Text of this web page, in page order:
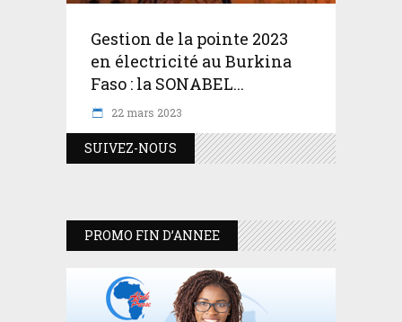
Gestion de la pointe 2023
en électricité au Burkina
Faso : la SONABEL...
22 mars 2023
SUIVEZ-NOUS
PROMO FIN D’ANNEE